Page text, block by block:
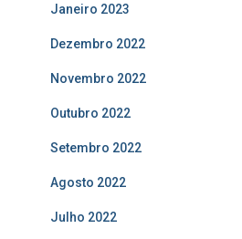
Janeiro 2023
Dezembro 2022
Novembro 2022
Outubro 2022
Setembro 2022
Agosto 2022
Julho 2022